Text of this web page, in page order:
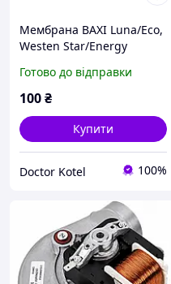
Мембрана BAXI Luna/Eco,
Westen Star/Energy
Готово до відправки
100₴
Купити
Doctor Kotel 100%